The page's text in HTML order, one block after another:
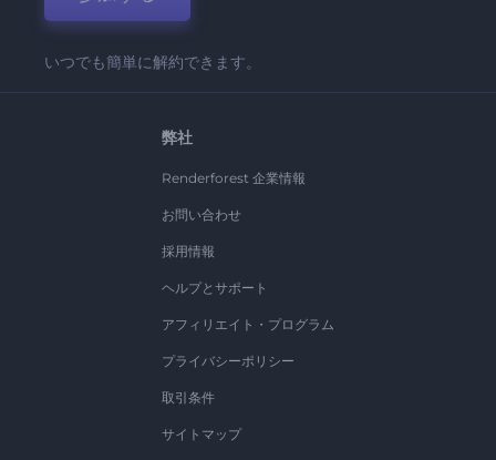
いつでも簡単に解約できます。
弊社
Renderforest 企業情報
お問い合わせ
採用情報
ヘルプとサポート
アフィリエイト・プログラム
プライバシーポリシー
取引条件
サイトマップ